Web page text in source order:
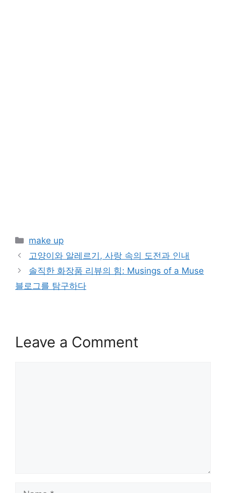
Categories
make up
고양이와 알레르기, 사랑 속의 도전과 인내
솔직한 화장품 리뷰의 힘: Musings of a Muse
블로그를 탐구하다
Leave a Comment